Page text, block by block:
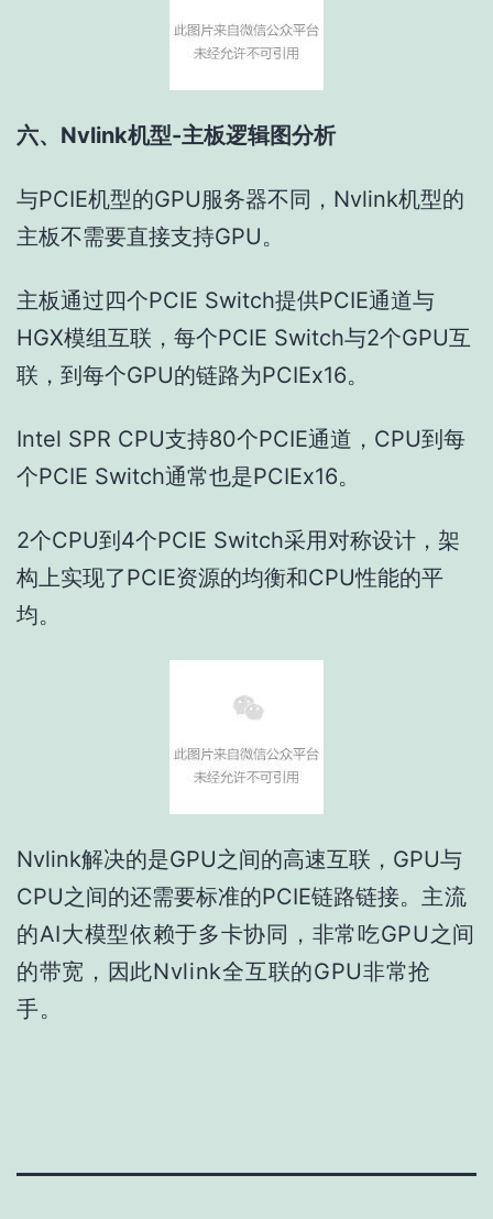
六、Nvlink机型-主板逻辑图分析
与PCIE机型的GPU服务器不同，Nvlink机型的
主板不需要直接支持GPU。
主板通过四个PCIE Switch提供PCIE通道与
HGX模组互联，每个PCIE Switch与2个GPU互
联，到每个GPU的链路为PCIEx16。
Intel SPR CPU支持80个PCIE通道，CPU到每
个PCIE Switch通常也是PCIEx16。
2个CPU到4个PCIE Switch采用对称设计，架
构上实现了PCIE资源的均衡和CPU性能的平
均。
Nvlink解决的是GPU之间的高速互联，GPU与
CPU之间的还需要标准的PCIE链路链接。 主流
的AI大模型依赖于多卡协同，非常吃GPU之间
的带宽，因此Nvlink全互联的GPU非常抢
手。